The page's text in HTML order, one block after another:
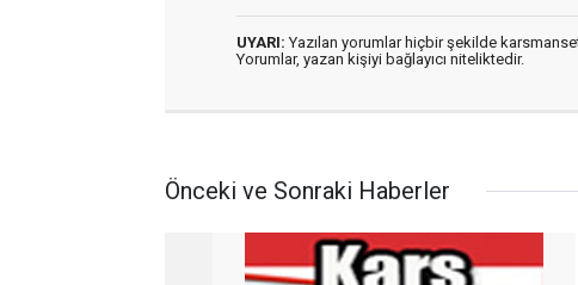
UYARI: Yazılan yorumlar hiçbir şekilde
Yorumlar, yazan kişiyi bağlayıcı niteliktedir.
Önceki ve Sonraki Haberler